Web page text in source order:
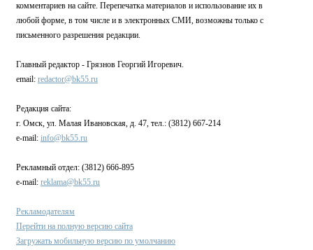
комментариев на сайте. Перепечатка материалов и использование их в
любой форме, в том числе и в электронных СМИ, возможны только с
письменного разрешения редакции.
Главный редактор - Грязнов Георгий Игоревич.
email: redactor@bk55.ru
Редакция сайта:
г. Омск, ул. Малая Ивановская, д. 47, тел.: (3812) 667-214
e-mail: info@bk55.ru
Рекламный отдел: (3812) 666-895
e-mail: reklama@bk55.ru
Рекламодателям
Перейти на полную версию сайта
Загружать мобильную версию по умолчанию